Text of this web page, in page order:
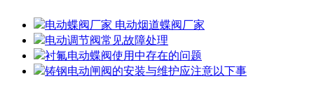
电动蝶阀厂家 电动烟道蝶阀厂家
电动调节阀常见故障处理
衬氟电动蝶阀使用中存在的问题
铸钢电动闸阀的安装与维护应注意以下事